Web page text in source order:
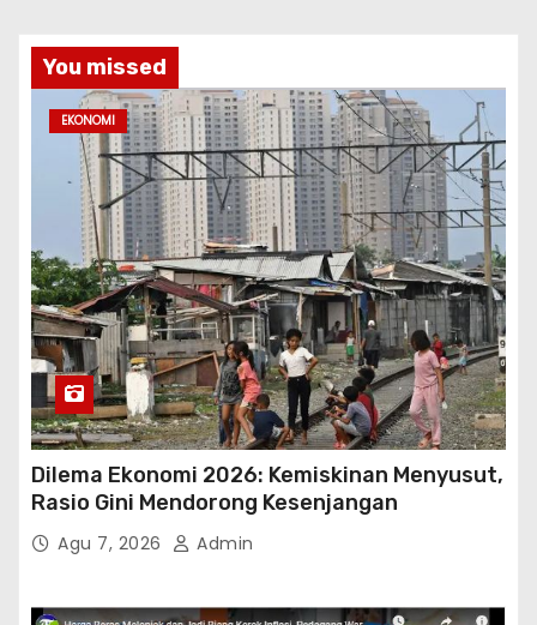
You missed
EKONOMI
Dilema Ekonomi 2026: Kemiskinan Menyusut,
Rasio Gini Mendorong Kesenjangan
Agu 7, 2026 Admin